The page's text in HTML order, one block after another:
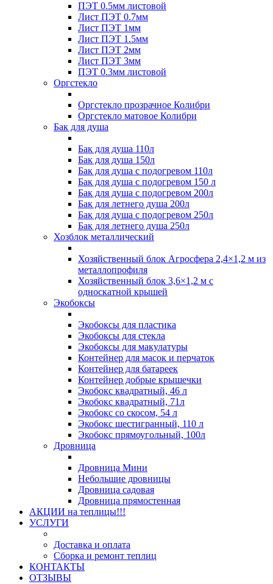
ПЭТ 0.5мм листовой
Лист ПЭТ 0.7мм
Лист ПЭТ 1мм
Лист ПЭТ 1.5мм
Лист ПЭТ 2мм
Лист ПЭТ 3мм
ПЭТ 0.3мм листовой
Оргстекло
Оргстекло прозрачное Колибри
Оргстекло матовое Колибри
Бак для душа
Бак для душа 110л
Бак для душа 150л
Бак для душа с подогревом 110л
Бак для душа с подогревом 150 л
Бак для душа с подогревом 200л
Бак для летнего душа 200л
Бак для душа с подогревом 250л
Бак для летнего душа 250л
Хозблок металлический
Хозяйственный блок Агросфера 2,4×1,2 м из
металлопрофиля
Хозяйственный блок 3,6×1,2 м с
односкатной крышей
Экобоксы
Экобоксы для пластика
Экобоксы для стекла
Экобоксы для макулатуры
Контейнер для масок и перчаток
Контейнер для батареек
Контейнер добрые крышечки
Экобокс квадратный, 46 л
Экобокс квадратный, 71л
Экобокс со скосом, 54 л
Экобокс шестигранный, 110 л
Экобокс прямоугольный, 100л
Дровница
Дровница Мини
Небольшие дровницы
Дровница садовая
Дровница прямостенная
АКЦИИ на теплицы!!!
УСЛУГИ
Доставка и оплата
Сборка и ремонт теплиц
КОНТАКТЫ
ОТЗЫВЫ